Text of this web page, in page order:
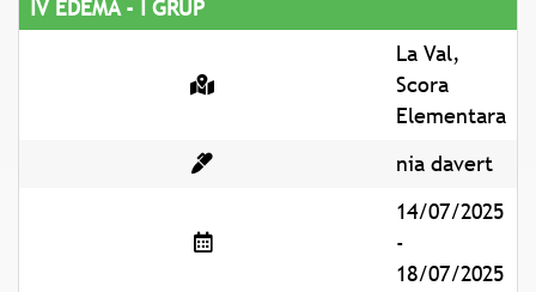
IV EDEMA - I GRUP
La Val,
Scora
Elementara
nia davert
14/07/2025
-
18/07/2025